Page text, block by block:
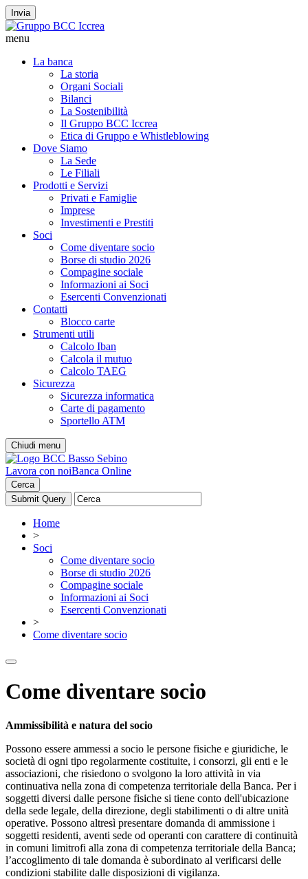
Invia
menu
La banca
La storia
Organi Sociali
Bilanci
La Sostenibilità
Il Gruppo BCC Iccrea
Etica di Gruppo e Whistleblowing
Dove Siamo
La Sede
Le Filiali
Prodotti e Servizi
Privati e Famiglie
Imprese
Investimenti e Prestiti
Soci
Come diventare socio
Borse di studio 2026
Compagine sociale
Informazioni ai Soci
Esercenti Convenzionati
Contatti
Blocco carte
Strumenti utili
Calcolo Iban
Calcola il mutuo
Calcolo TAEG
Sicurezza
Sicurezza informatica
Carte di pagamento
Sportello ATM
Chiudi menu
Lavora con noiBanca Online
Cerca
Home
>
Soci
Come diventare socio
Borse di studio 2026
Compagine sociale
Informazioni ai Soci
Esercenti Convenzionati
>
Come diventare socio
Come diventare socio
Ammissibilità e natura del socio
Possono essere ammessi a socio le persone fisiche e giuridiche, le
società di ogni tipo regolarmente costituite, i consorzi, gli enti e le
associazioni, che risiedono o svolgono la loro attività in via
continuativa nella zona di competenza territoriale della Banca. Per i
soggetti diversi dalle persone fisiche si tiene conto dell'ubicazione
della sede legale, della direzione, degli stabilimenti o di altre unità
operative. Possono altresì presentare domanda di ammissione i
soggetti residenti, aventi sede od operanti con carattere di continuità
in comuni limitrofi alla zona di competenza territoriale della Banca;
l’accoglimento di tale domanda è subordinato al verificarsi delle
condizioni stabilite dalle disposizioni di vigilanza.